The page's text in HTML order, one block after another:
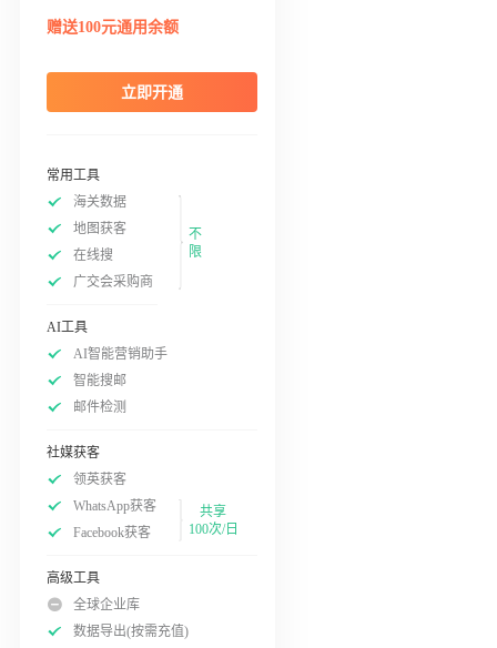
赠送100元通用余额
立即开通
常用工具
海关数据
地图获客
在线搜
广交会采购商
不
限
AI工具
AI智能营销助手
智能搜邮
邮件检测
社媒获客
领英获客
WhatsApp获客
Facebook获客
共享
100次/日
高级工具
全球企业库
数据导出(按需充值)